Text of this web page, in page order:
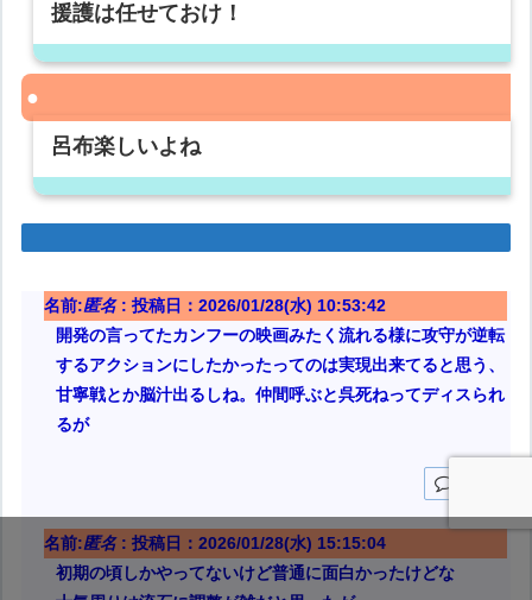
援護は任せておけ！
呂布楽しいよね
名前:匿名: 投稿日：2026/01/28(水) 10:53:42
開発の言ってたカンフーの映画みたく流れる様に攻守が逆転
するアクションにしたかったってのは実現出来てると思う、
甘寧戦とか脳汁出るしね。仲間呼ぶと呉死ねってディスられ
るが
名前:匿名: 投稿日：2026/01/28(水) 15:15:04
初期の頃しかやってないけど普通に面白かったけどな